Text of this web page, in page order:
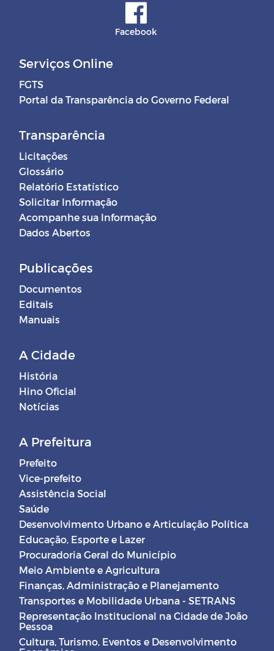
Facebook
Serviços Online
FGTS
Portal da Transparência do Governo Federal
Transparência
Licitações
Glossário
Relatório Estatístico
Solicitar Informação
Acompanhe sua Informação
Dados Abertos
Publicações
Documentos
Editais
Manuais
A Cidade
História
Hino Oficial
Notícias
A Prefeitura
Prefeito
Vice-prefeito
Assistência Social
Saúde
Desenvolvimento Urbano e Articulação Política
Educação, Esporte e Lazer
Procuradoria Geral do Município
Meio Ambiente e Agricultura
Finanças, Administração e Planejamento
Transportes e Mobilidade Urbana - SETRANS
Representação Institucional na Cidade de João
Pessoa
Cultura, Turismo, Eventos e Desenvolvimento